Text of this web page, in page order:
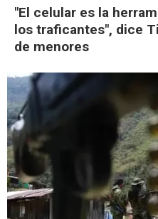
"El celular es la
los traficantes", dice
de menores